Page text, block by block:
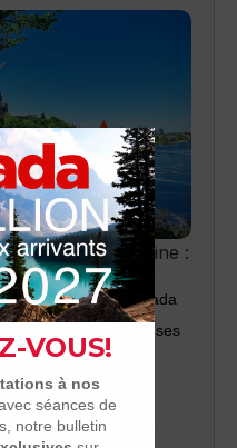
chaque semaine :
au Canada
(questions/réponses
votre projet